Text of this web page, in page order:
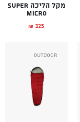
מקל הליכה SUPER
MICRO
₪ 325
Outdoor